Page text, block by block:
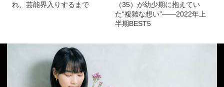
れ、芸能界入りするまで
（35）が幼少期に抱えてい
た“複雑な想い”――2022年上
半期BEST5